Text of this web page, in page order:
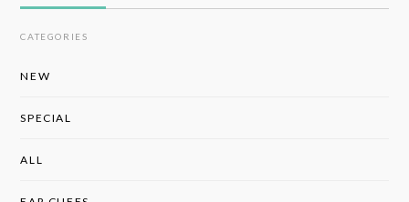
CATEGORIES
NEW
SPECIAL
ALL